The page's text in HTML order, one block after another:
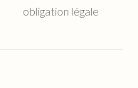
obligation légale